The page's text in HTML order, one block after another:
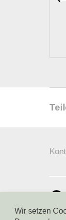
Wir setzen